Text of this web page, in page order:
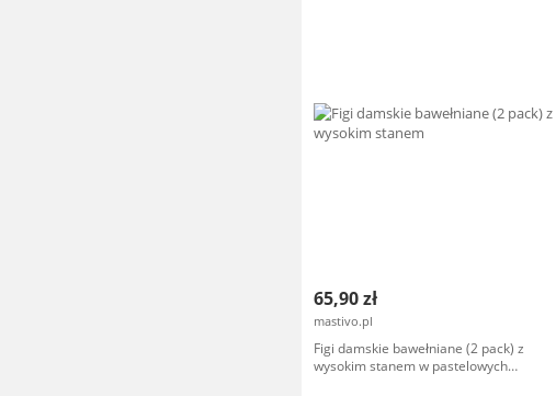
65,90 zł
mastivo.pl
Figi damskie bawełniane (2 pack) z
wysokim stanem w pastelowych